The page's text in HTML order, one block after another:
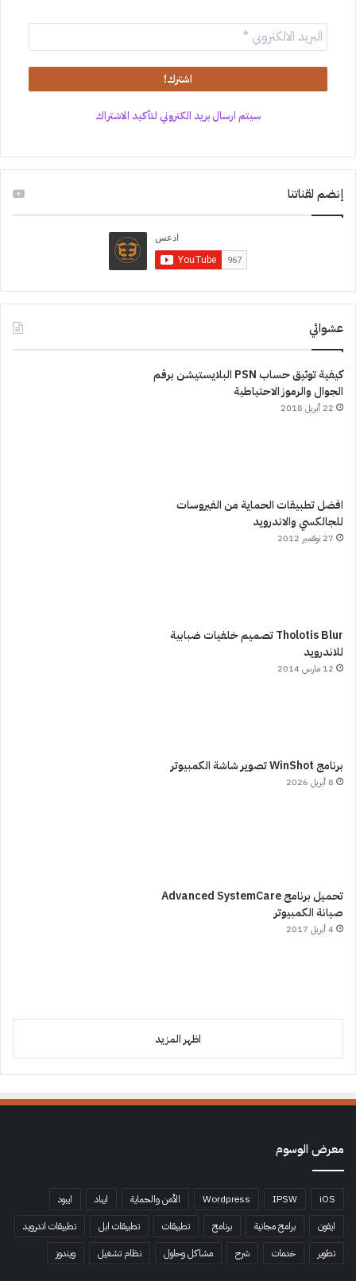
سيتم ارسال بريد الكتروني لتأكيد الاشتراك
إنضم لقناتنا
عشوائي
كيفية توثيق حساب PSN البلايستيشن برقم
الجوال والرموز الاحتياطية
22 أبريل 2018
افضل تطبيقات الحماية من الفيروسات
للجالكسي والاندرويد
27 نوفمبر 2012
Tholotis Blur تصميم خلفيات ضبابية
للاندرويد
12 مارس 2014
برنامج WinShot تصوير شاشة الكمبيوتر
8 أبريل 2026
تحميل برنامج Advanced SystemCare
صيانة الكمبيوتر
4 أبريل 2017
اظهر المزيد
معرض الوسوم
iOS
IPSW
Wordpress الأمن والحماية ايباد
ايبود
ايفون
برامج مجانية برنامج تطبيقات تطبيقات ابل
تطبيقات اندرويد
تطوير
خدمات شرح مشاكل وحلول نظام تشغيل ويندوز